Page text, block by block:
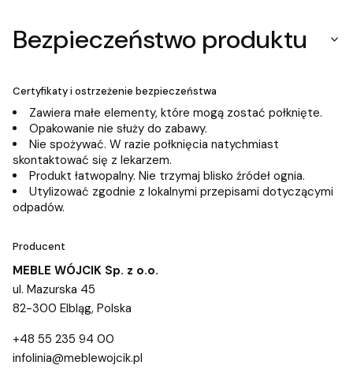
Bezpieczeństwo produktu
Certyfikaty i ostrzeżenie bezpieczeństwa
Zawiera małe elementy, które mogą zostać połknięte.
Opakowanie nie służy do zabawy.
Nie spożywać. W razie połknięcia natychmiast
skontaktować się z lekarzem.
Produkt łatwopalny. Nie trzymaj blisko źródeł ognia.
Utylizować zgodnie z lokalnymi przepisami dotyczącymi
odpadów.
Producent
MEBLE WÓJCIK Sp. z o.o.
ul. Mazurska 45
82-300 Elbląg, Polska
+48 55 235 94 00
infolinia@meblewojcik.pl